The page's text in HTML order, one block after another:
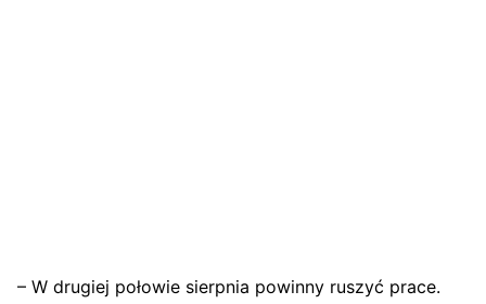
– W drugiej połowie sierpnia powinny ruszyć prace.